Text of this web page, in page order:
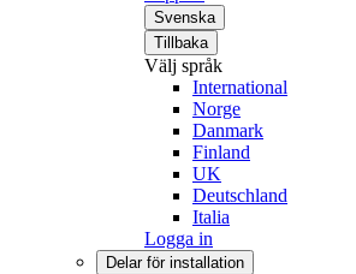
Svenska
Tillbaka
Välj språk
International
Norge
Danmark
Finland
UK
Deutschland
Italia
Logga in
Delar för installation